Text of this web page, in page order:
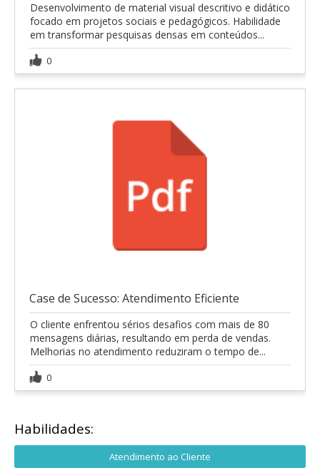
Desenvolvimento de material visual descritivo e didático
focado em projetos sociais e pedagógicos. Habilidade
em transformar pesquisas densas em conteúdos...
0
Case de Sucesso: Atendimento Eficiente
O cliente enfrentou sérios desafios com mais de 80
mensagens diárias, resultando em perda de vendas.
Melhorias no atendimento reduziram o tempo de...
0
Habilidades:
Atendimento ao Cliente